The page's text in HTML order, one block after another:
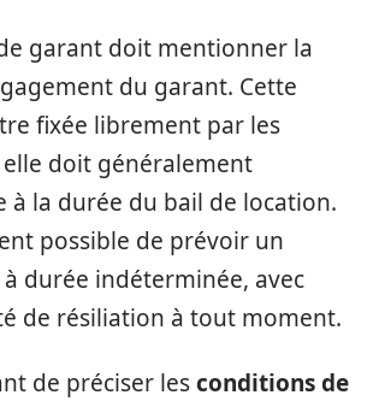
garant doit mentionner la
du garant. Cette
fixée librement par les
doit généralement
à la durée du bail de location.
possible de prévoir un
durée indéterminée, avec
de résiliation à tout moment.
de préciser lesconditions de